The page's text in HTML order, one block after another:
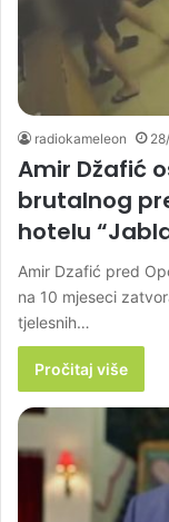
radiokameleon
Amir Džafić
brutalnog
hotelu
Amir Dzafić pred
na 10 mjeseci
tjelesnih…
Pročitaj više